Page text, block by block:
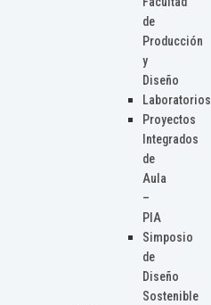
de
Producción
y
Diseño
Laboratorios
Proyectos
Integrados
de
Aula
–
PIA
Simposio
de
Diseño
Sostenible